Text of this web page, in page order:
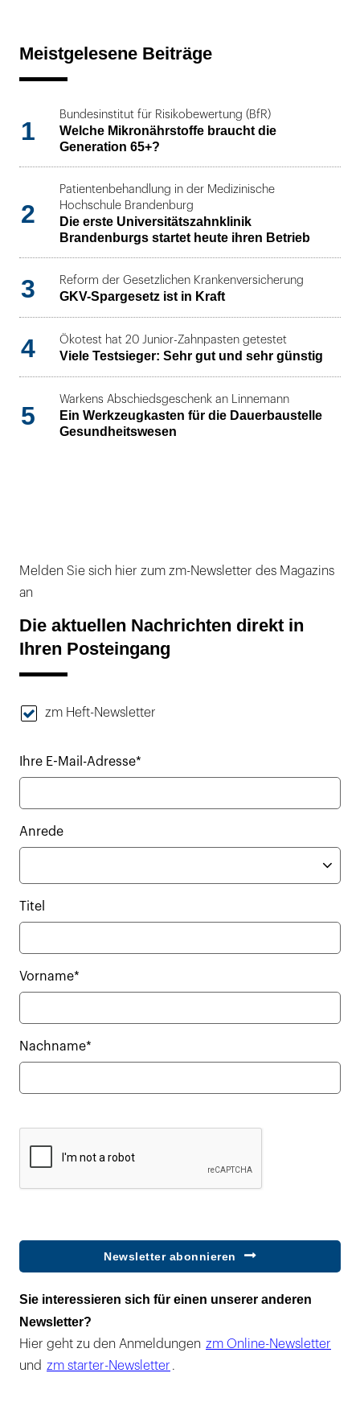
Meistgelesene Beiträge
1
Bundesinstitut für Risikobewertung (BfR)
Welche Mikronährstoffe braucht die
Generation 65+?
2
Patientenbehandlung in der Medizinische
Hochschule Brandenburg
Die erste Universitätszahnklinik
Brandenburgs startet heute ihren Betrieb
3 Reform der Gesetzlichen Krankenversicherung
GKV-Spargesetz ist in Kraft
4 Ökotest hat 20 Junior-Zahnpasten getestet
Viele Testsieger: Sehr gut und sehr günstig
5
Warkens Abschiedsgeschenk an Linnemann
Ein Werkzeugkasten für die Dauerbaustelle
Gesundheitswesen
Melden Sie sich hier zum zm-Newsletter des Magazins
an
Die aktuellen Nachrichten direkt in
Ihren Posteingang
zm Heft-Newsletter
Ihre E-Mail-Adresse*
Anrede
Titel
Vorname*
Nachname*
Newsletter abonnieren
Sie interessieren sich für einen unserer anderen
Newsletter?
Hier geht zu den Anmeldungen zm Online-Newsletter
und zm starter-Newsletter .